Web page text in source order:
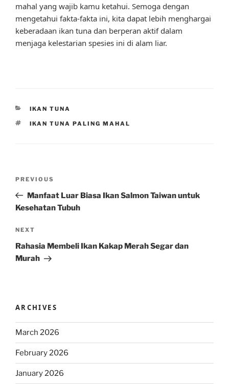
mahal yang wajib kamu ketahui. Semoga dengan
mengetahui fakta-fakta ini, kita dapat lebih menghargai
keberadaan ikan tuna dan berperan aktif dalam
menjaga kelestarian spesies ini di alam liar.
CATEGORIES
IKAN TUNA
TAGS
IKAN TUNA PALING MAHAL
Previous
Post
PREVIOUS
Manfaat Luar Biasa Ikan Salmon Taiwan untuk
Kesehatan Tubuh
Next
Post
NEXT
Rahasia Membeli Ikan Kakap Merah Segar dan
Murah
ARCHIVES
March 2026
February 2026
January 2026